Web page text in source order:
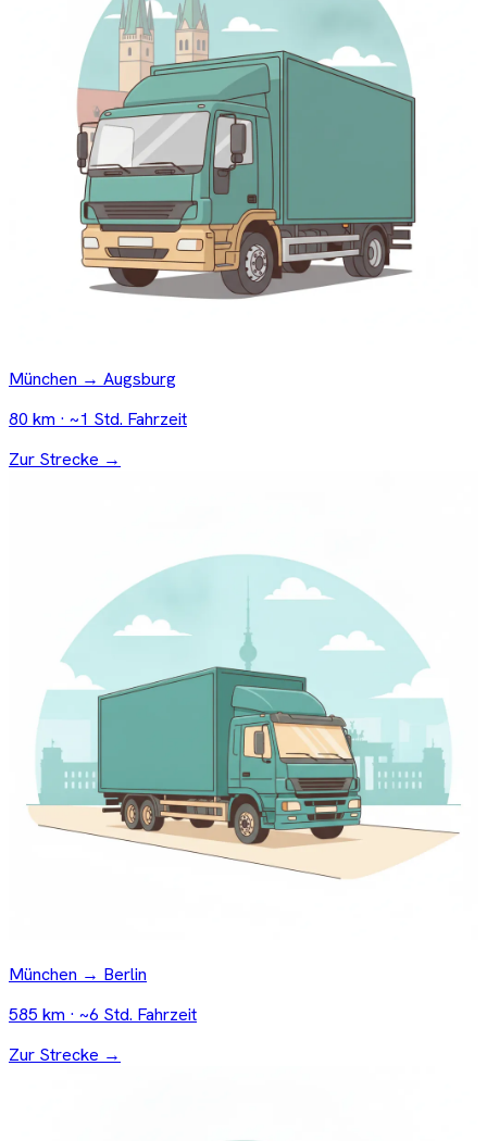
München → Augsburg
80 km · ~1 Std. Fahrzeit
Zur Strecke →
München → Berlin
585 km · ~6 Std. Fahrzeit
Zur Strecke →